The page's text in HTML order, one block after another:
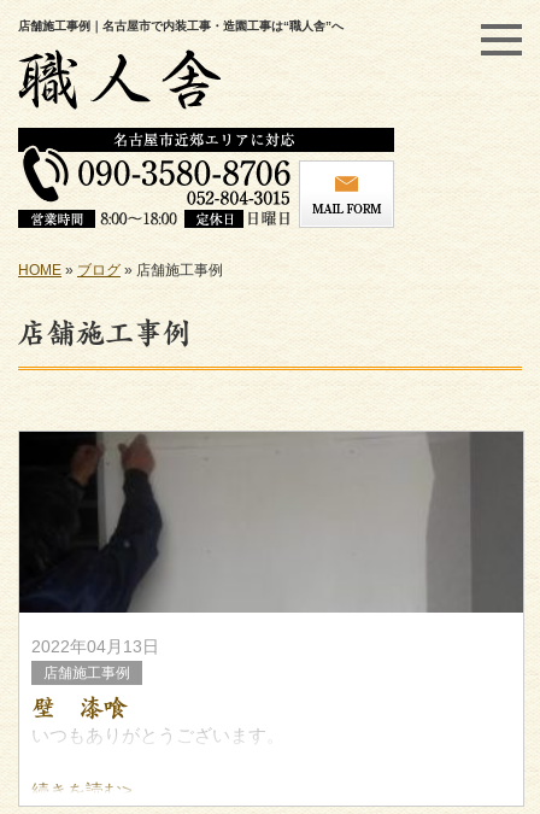
店舗施工事例｜名古屋市で内装工事・造園工事は“職人舎”へ
HOME » ブログ » 店舗施工事例
店舗施工事例
2022年04月13日
店舗施工事例
壁 漆喰
いつもありがとうございます。
続きを読む>